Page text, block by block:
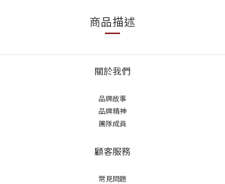
商品描述
關於我們
品牌故事
品牌精神
團隊成員
顧客服務
常見問題